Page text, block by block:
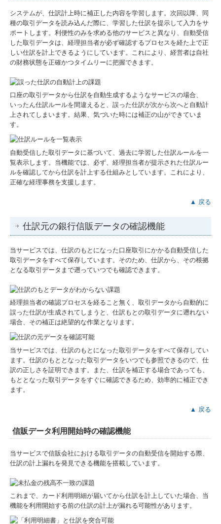
システムが、仕訳計上時に補正した内容を学習します。次回以降、同
種の取引データを読み込んだ際に、学習した仕訳を提示して入力をサ
ポートします。利便性のみを求める他のサービスと異なり、自動受信
した取引データは、経理担当者が必ず確認するプロセスを経た上で正
しい仕訳を計上できるようにしています。これにより、経営者は自社
の財務状態を正確かつタイムリーに把握できます。
口座の取引データから仕訳を自動生成するようなサービスの場合、
いったん仕訳ルールを間違えると、誤った仕訳が次から次へと自動計
上されてしまいます。結果、気づいた時には補正の山ができていま
す。
自動受信した取引データに基づいて、過去に学習した仕訳ルールを一
覧表示します。当機能では、必ず、経理担当者が提示された仕訳ルー
ルを確認してから仕訳を計上する仕組みとしています。これにより、
正確な経理事務を支援します。
▲ 戻る
仕訳元の銀行信販データの確認機能
当サービスでは、仕訳のもとになった口座取引にかかる自動受信した
取引データをすべて保存しています。そのため、仕訳から、その根拠
となる取引データまで遡っていつでも確認できます。
経理担当者の確認プロセスを経ること無く、取引データから自動的に
誤った仕訳が生成されてしまうと、仕訳もとの取引データに遡れない
場合、その補正は絶望的な作業となります。
当サービスでは、仕訳のもとになった取引データをすべて保存してい
ます。仕訳のもととなった取引データをいつでも参照できるので、仕
訳の正しさを証明できます。また、仕訳を補正する場合であっても、
もととなった取引データをすぐに確認できるため、効率的に補正でき
ます。
▲ 戻る
信販データ利用開始時の確認機能
当サービスで信販会社における取引データの自動受信を開始する際、
仕訳の計上漏れを発見できる機能を搭載しています。
これまで、カード利用明細が届いてから仕訳を計上していた場合、当
機能を利用開始する前の仕訳の計上が漏れる可能性があります。